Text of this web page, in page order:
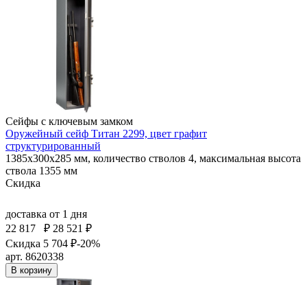
Сейфы с ключевым замком
Оружейный сейф Титан 2299, цвет графит
структурированный
1385x300x285 мм, количество стволов 4, максимальная высота
ствола 1355 мм
Скидка
доставка от 1 дня
22 817
₽ 28 521 ₽
Скидка 5 704 ₽-20%
арт. 8620338
В корзину